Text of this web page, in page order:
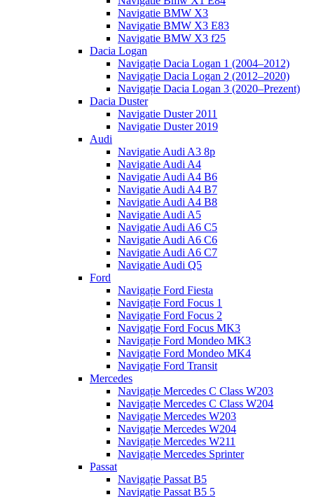
Navigatie BMW X3
Navigatie BMW X3 E83
Navigatie BMW X3 f25
Dacia Logan
Navigație Dacia Logan 1 (2004–2012)
Navigație Dacia Logan 2 (2012–2020)
Navigație Dacia Logan 3 (2020–Prezent)
Dacia Duster
Navigatie Duster 2011
Navigatie Duster 2019
Audi
Navigatie Audi A3 8p
Navigatie Audi A4
Navigatie Audi A4 B6
Navigatie Audi A4 B7
Navigatie Audi A4 B8
Navigatie Audi A5
Navigatie Audi A6 C5
Navigatie Audi A6 C6
Navigatie Audi A6 C7
Navigatie Audi Q5
Ford
Navigație Ford Fiesta
Navigație Ford Focus 1
Navigație Ford Focus 2
Navigație Ford Focus MK3
Navigație Ford Mondeo MK3
Navigație Ford Mondeo MK4
Navigație Ford Transit
Mercedes
Navigație Mercedes C Class W203
Navigație Mercedes C Class W204
Navigație Mercedes W203
Navigație Mercedes W204
Navigație Mercedes W211
Navigație Mercedes Sprinter
Passat
Navigație Passat B5
Navigație Passat B5 5